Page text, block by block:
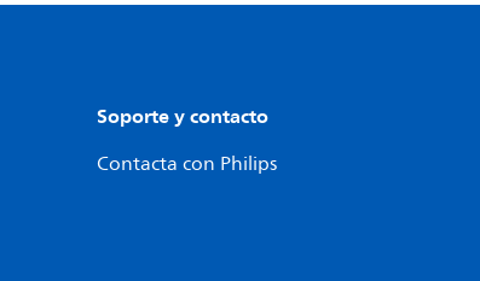
Soporte y contacto
Contacta con Philips